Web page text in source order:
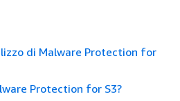
di Malware Protection for
Protection for S3?